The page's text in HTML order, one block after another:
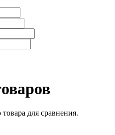
для сравнения.